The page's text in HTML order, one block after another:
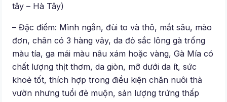
tây – Hà Tây)
– Đặc điểm: Mình ngắn, đùi to và thô, mắt sâu, mào
đơn, chân có 3 hàng vảy, da đỏ sắc lông gà trống
màu tía, ga mái màu nâu xám hoặc vàng, Gà Mía có
chất lượng thịt thơm, da giòn, mỡ dưới da ít, sức
khoẻ tốt, thích hợp trong điều kiện chăn nuôi thả
vườn nhưng tuổi đẻ muộn, sản lượng trứng thấp